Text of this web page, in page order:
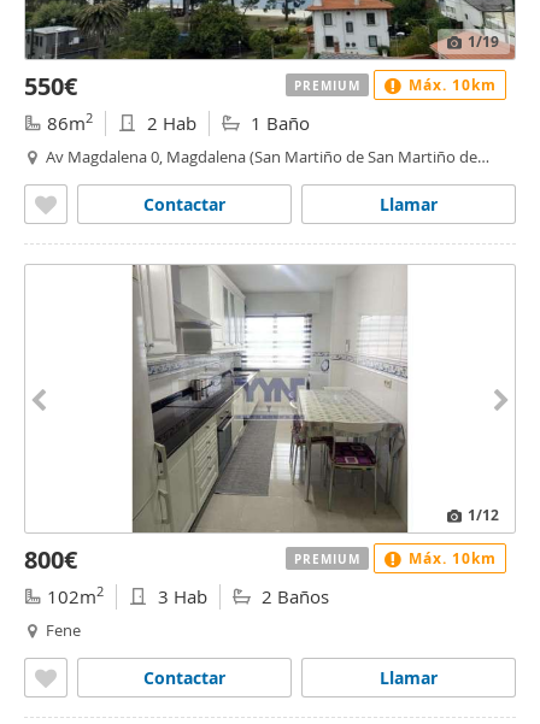
1/19
550€
86m2 2 Hab 1 Baño
Av Magdalena 0, Magdalena (San Martiño de San Martiño de
Llamar
Contactar
PREMIUM Máx. 10km
1/12
800€
102m2 3 Hab 2 Baños
Fene
Llamar
Contactar
PREMIUM Máx. 10km